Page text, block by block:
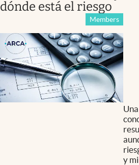
dónde está el riesgo
Members
y